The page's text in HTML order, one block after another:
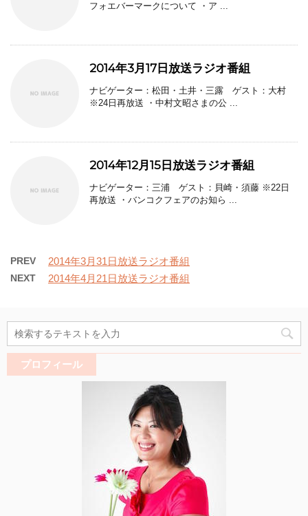
フォエバーマークについて ・ア ...
2014年3月17日放送ラジオ番組
ナビゲーター：松田・土井・三露 ゲスト：大村
※24日再放送 ・中村文昭さまの公 ...
2014年12月15日放送ラジオ番組
ナビゲーター：三浦 ゲスト：貝崎・須藤 ※22日
再放送 ・バンコクフェアのお知ら ...
PREV 2014年3月31日放送ラジオ番組
NEXT 2014年4月21日放送ラジオ番組
プロフィール